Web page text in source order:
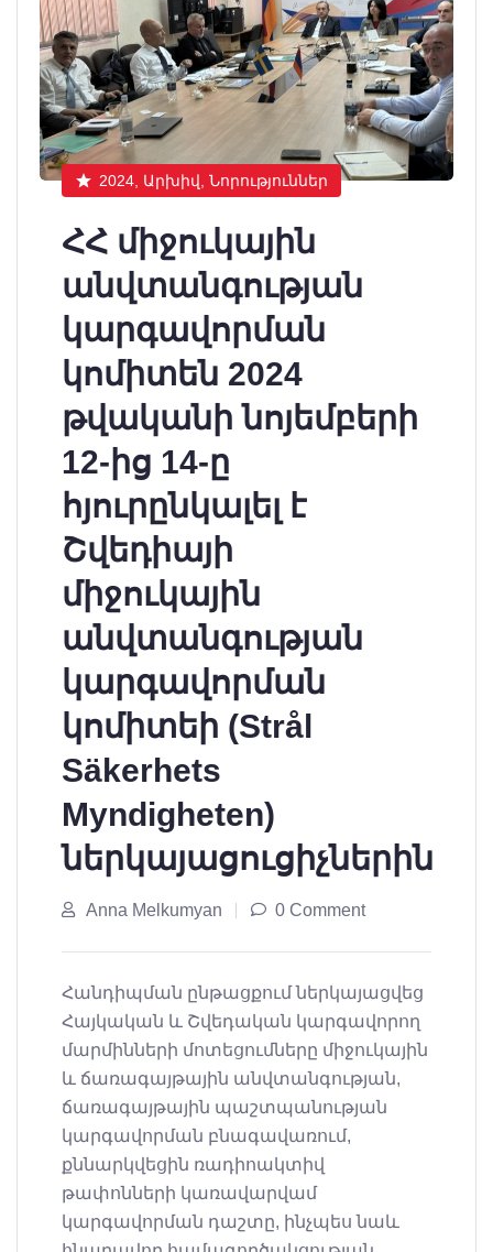
2024, Արխիվ, Նորություններ
ՀՀ միջուկային
անվտանգության
կարգավորման
կոմիտեն 2024
թվականի նոյեմբերի
12-ից 14-ը
հյուրընկալել է
Շվեդիայի
միջուկային
անվտանգության
կարգավորման
կոմիտեի (Strål
Säkerhets
Myndigheten)
ներկայացուցիչներին
Anna Melkumyan 0 Comment
Հանդիպման ընթացքում ներկայացվեց
Հայկական և Շվեդական կարգավորող
մարմինների մոտեցումները միջուկային
և ճառագայթային անվտանգության,
ճառագայթային պաշտպանության
կարգավորման բնագավառում,
քննարկվեցին ռադիոակտիվ
թափոնների կառավարվամ
կարգավորման դաշտը, ինչպես նաև